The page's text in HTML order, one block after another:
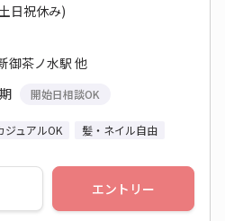
日祝休み)
御茶ノ水駅 他
開始日相談OK
ジュアルOK 髪・ネイル自由
エントリー